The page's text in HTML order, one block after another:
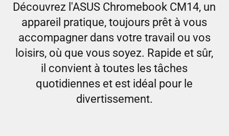
Découvrez l'ASUS Chromebook CM14, un
appareil pratique, toujours prêt à vous
accompagner dans votre travail ou vos
loisirs, où que vous soyez. Rapide et sûr,
il convient à toutes les tâches
quotidiennes et est idéal pour le
divertissement.